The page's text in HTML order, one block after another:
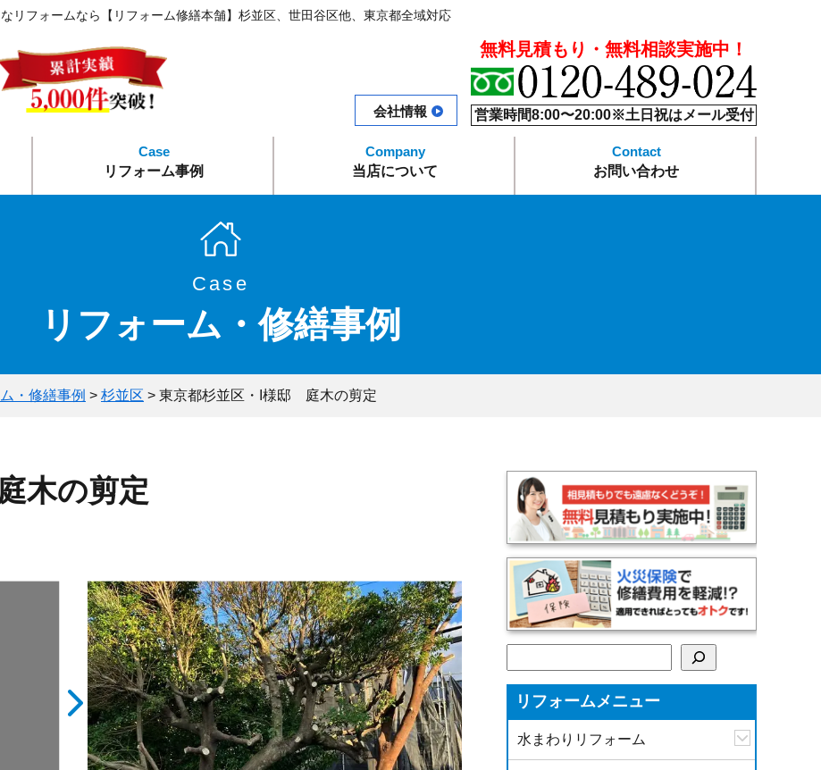
フォームなら【リフォーム修繕本舗】杉並区、世田谷区他、東京都全域対応
会社情報
無料見積もり・無料相談実施中！
営業時間8:00〜20:00※土日祝はメール受付
水まわりリフォーム
リフォーム事例 当店について お問い合わせ
Case
リフォーム・修繕事例
・修繕事例 > 杉並区 > 東京都杉並区・I様邸 庭木の剪定
木の剪定
リフォームメニュー
水まわりリフォーム